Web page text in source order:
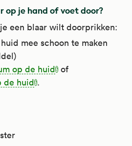
op je hand of voet door?
een blaar wilt doorprikken:
mee schoon te maken
op de huid of
de huid .